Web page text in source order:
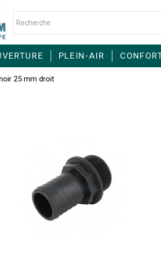
PLEIN-AIR
25 mm droit